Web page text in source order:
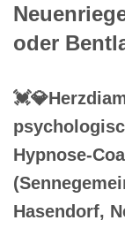
oder
Hypnose-
Hasendorf,